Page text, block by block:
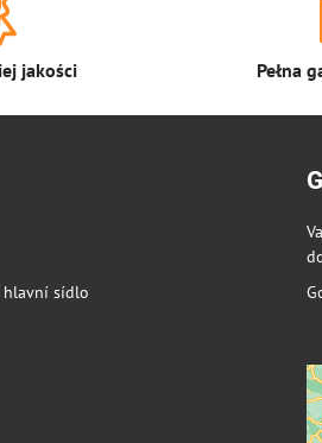
jakości Pełna
hlavní sídlo